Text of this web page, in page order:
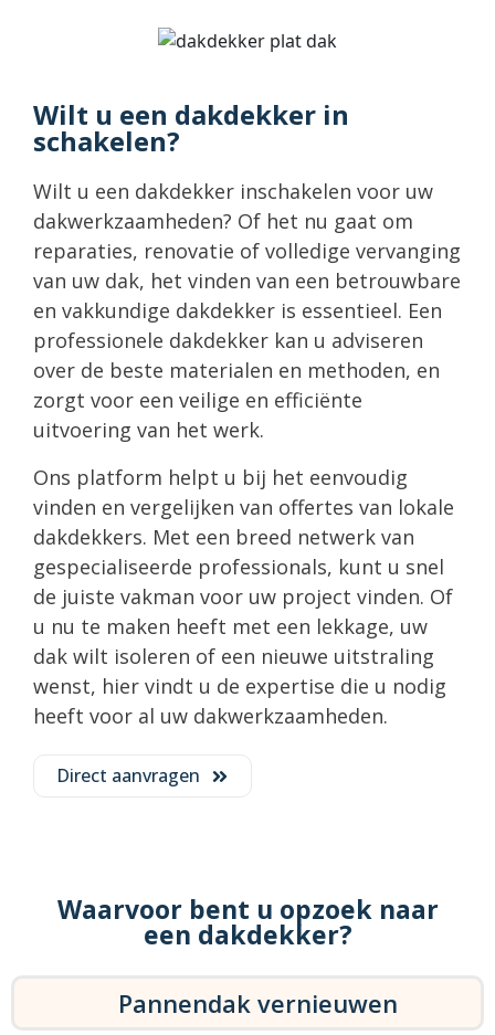
Wilt u een dakdekker in
schakelen?
Wilt u een dakdekker inschakelen voor uw
dakwerkzaamheden? Of het nu gaat om
reparaties, renovatie of volledige vervanging
van uw dak, het vinden van een betrouwbare
en vakkundige dakdekker is essentieel. Een
professionele dakdekker kan u adviseren
over de beste materialen en methoden, en
zorgt voor een veilige en efficiënte
uitvoering van het werk.
Ons platform helpt u bij het eenvoudig
vinden en vergelijken van offertes van lokale
dakdekkers. Met een breed netwerk van
gespecialiseerde professionals, kunt u snel
de juiste vakman voor uw project vinden. Of
u nu te maken heeft met een lekkage, uw
dak wilt isoleren of een nieuwe uitstraling
wenst, hier vindt u de expertise die u nodig
heeft voor al uw dakwerkzaamheden.
Direct aanvragen
Waarvoor bent u opzoek naar
een dakdekker?
Pannendak vernieuwen